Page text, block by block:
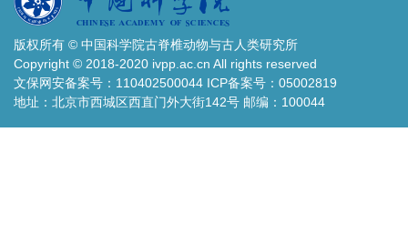
版权所有 © 中国科学院古脊椎动物与古人类研究所
Copyright © 2018-2020 ivpp.ac.cn All rights reserved
文保网安备案号：110402500044 ICP备案号：05002819
地址：北京市西城区西直门外大街142号 邮编：100044